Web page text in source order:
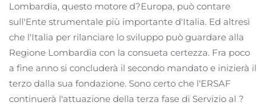
Lombardia, questo motore d?Europa, può contare
sull'Ente strumentale più importante d'Italia. Ed altresì
che l'Italia per rilanciare lo sviluppo può guardare alla
Regione Lombardia con la consueta certezza. Fra poco
a fine anno si concluderà il secondo mandato e inizierà il
terzo dalla sua fondazione. Sono certo che l'ERSAF
continuerà l'attuazione della terza fase di Servizio al ?